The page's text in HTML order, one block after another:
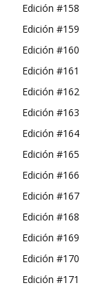
Edición #158
Edición #159
Edición #160
Edición #161
Edición #162
Edición #163
Edición #164
Edición #165
Edición #166
Edición #167
Edición #168
Edición #169
Edición #170
Edición #171